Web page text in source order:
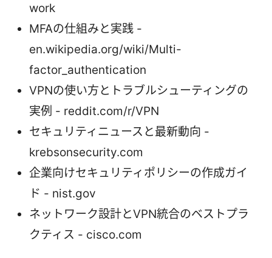
work
MFAの仕組みと実践 -
en.wikipedia.org/wiki/Multi-
factor_authentication
VPNの使い方とトラブルシューティングの
実例 - reddit.com/r/VPN
セキュリティニュースと最新動向 -
krebsonsecurity.com
企業向けセキュリティポリシーの作成ガイ
ド - nist.gov
ネットワーク設計とVPN統合のベストプラ
クティス - cisco.com